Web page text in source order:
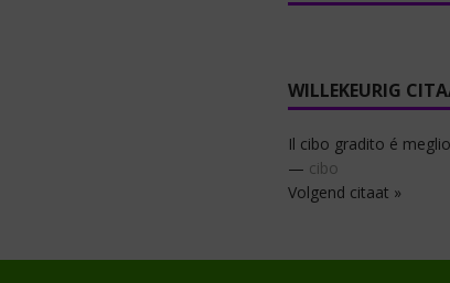
WILLEKEURIG
Il cibo gradito é
— cibo
Volgend citaat »